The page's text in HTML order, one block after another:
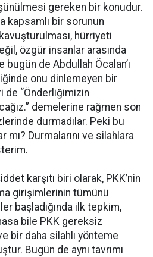
gereken bir konudur.
kapsamlı bir sorunun
hürriyeti
özgür insanlar arasında
bugün de Abdullah Öcalan’ı
onu dinlemeyen bir
de “Önderliğimizin
demelerine rağmen son
durmadılar. Peki bu
Durmalarını ve silahlara
karşıtı biri olarak, PKK’nin
girişimlerinin tümünü
başladığında ilk tepkim,
bile PKK gereksiz
bir daha silahlı yönteme
Bugün de aynı tavrımı